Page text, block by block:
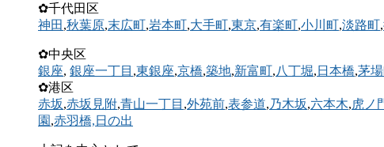
✿千代田区
神田 ,秋葉原,末広町,岩本町,大手町,東京,有楽町,小川町,淡路町,
✿中央区
銀座, 銀座一丁目 ,東銀座,京橋,築地,新富町,八丁堀, 日本橋,茅
✿港区
赤坂,赤坂見附,青山一丁目 ,外苑前,表参道,乃木坂,六本木,虎ノ
園 ,赤羽橋, 日の出